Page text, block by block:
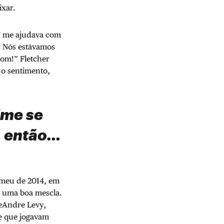
ajudava com
estávamos
Fletcher
sentimento,
se
então…
de 2014, em
boa mescla.
Levy,
que jogavam